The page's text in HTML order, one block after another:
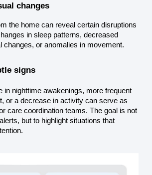
changes
the home can reveal certain disruptions
in sleep patterns, decreased
changes, or anomalies in movement.
signs
in nighttime awakenings, more frequent
or a decrease in activity can serve as
care coordination teams. The goal is not
but to highlight situations that